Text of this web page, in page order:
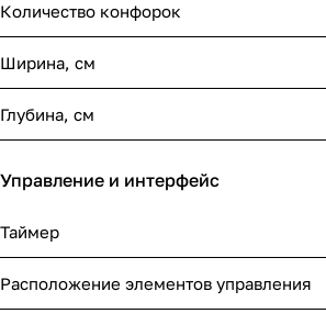
Количество конфорок
Ширина, см
Глубина, см
Управление и интерфейс
Таймер
Расположение элементов управления